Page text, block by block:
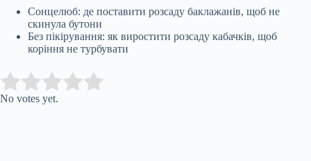
Сонцелюб: де поставити розсаду баклажанів, щоб не
скинула бутони
Без пікірування: як виростити розсаду кабачків, щоб
коріння не турбувати
Rate this item:
No votes yet.